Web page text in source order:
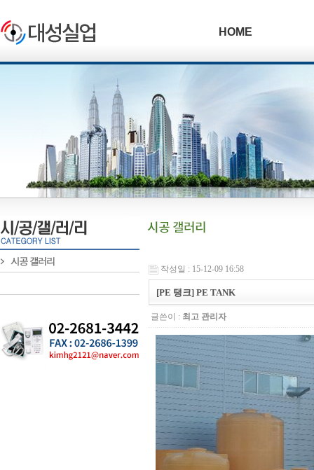
HOME
작성일 : 15-12-09 16:58
[PE 탱크] PE TANK
글쓴이 : 최고 관리자